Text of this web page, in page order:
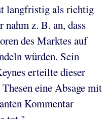
langfristig als richtig
nahm z. B. an, dass
des Marktes auf
würden. Sein
erteilte dieser
eine Absage mit
Kommentar